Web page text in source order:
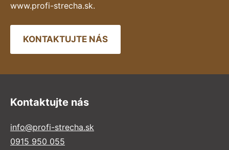
www.profi-strecha.sk.
KONTAKTUJTE NÁS
Kontaktujte nás
info@profi-strecha.sk
0915 950 055